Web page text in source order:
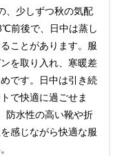
、少しずつ秋の気配
前後で、日中は蒸し
ことがあります。服
を取り入れ、寒暖差
です。日中は引き続
で快適に過ごせま
防水性の高い靴や折
感じながら快適な服